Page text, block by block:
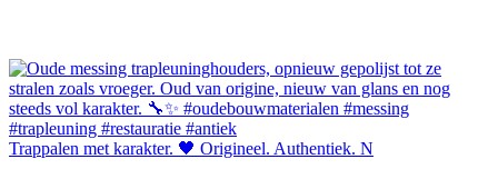
Trappalen met karakter. 🖤 Origineel. Authentiek. N